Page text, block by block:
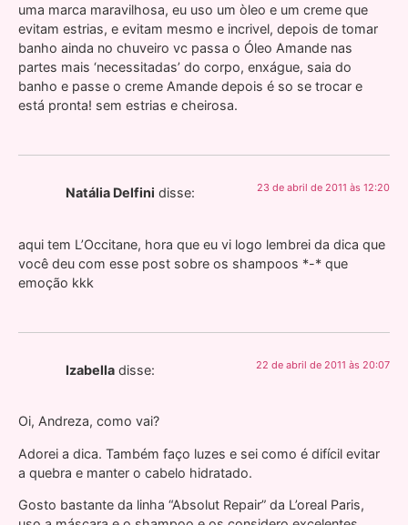
uma marca maravilhosa, eu uso um òleo e um creme que
evitam estrias, e evitam mesmo e incrivel, depois de tomar
banho ainda no chuveiro vc passa o Óleo Amande nas
partes mais ‘necessitadas’ do corpo, enxágue, saia do
banho e passe o creme Amande depois é so se trocar e
está pronta! sem estrias e cheirosa.
Natália Delfini disse: 23 de abril de 2011 às 12:20
aqui tem L’Occitane, hora que eu vi logo lembrei da dica que
você deu com esse post sobre os shampoos *-* que
emoção kkk
Izabella disse: 22 de abril de 2011 às 20:07
Oi, Andreza, como vai?
Adorei a dica. Também faço luzes e sei como é difícil evitar
a quebra e manter o cabelo hidratado.
Gosto bastante da linha “Absolut Repair” da L’oreal Paris,